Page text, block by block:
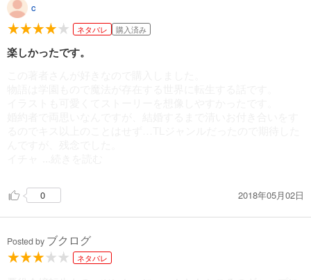
c
ネタバレ 購入済み
楽しかったです。
0 2018年05月02日
Posted by ブクログ
ネタバレ